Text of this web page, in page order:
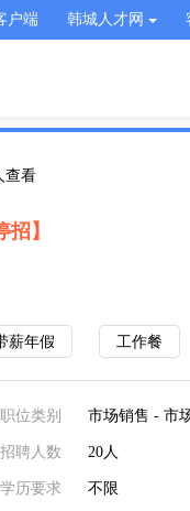
户端 韩城人才网
查看
招】
薪年假 工作餐
职位类别 市场销售 - 市
招聘人数 20人
学历要求 不限